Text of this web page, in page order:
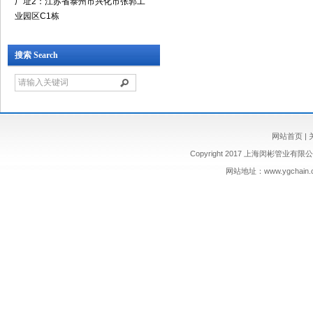
业园区C1栋
搜索 Search
网站首页|
Copyright 2017 上海闵彬管业有限
网站地址：